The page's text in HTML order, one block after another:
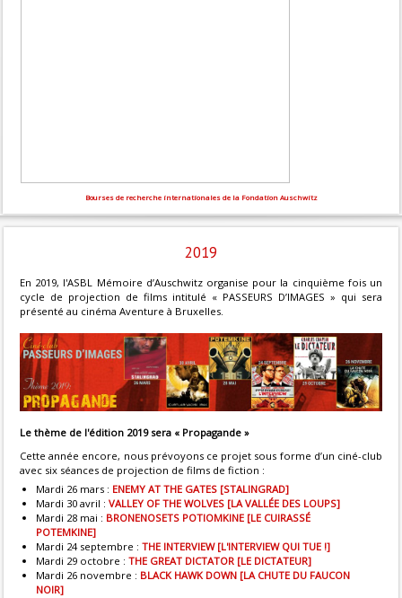
Bourses de recherche internationales de la Fondation Auschwitz
2019
En 2019, l'ASBL Mémoire d’Auschwitz organise pour la cinquième fois un
cycle de projection de films intitulé « PASSEURS D’IMAGES » qui sera
présenté au cinéma Aventure à Bruxelles.
Le thème de l'édition 2019 sera « Propagande »
Cette année encore, nous prévoyons ce projet sous forme d’un ciné-club
avec six séances de projection de films de fiction :
Mardi 26 mars : ENEMY AT THE GATES [STALINGRAD]
Mardi 30 avril : VALLEY OF THE WOLVES [LA VALLÉE DES LOUPS]
Mardi 28 mai : BRONENOSETS POTIOMKINE [LE CUIRASSÉ
POTEMKINE]
Mardi 24 septembre : THE INTERVIEW [L'INTERVIEW QUI TUE !]
Mardi 29 octobre : THE GREAT DICTATOR [LE DICTATEUR]
Mardi 26 novembre : BLACK HAWK DOWN [LA CHUTE DU FAUCON
NOIR]